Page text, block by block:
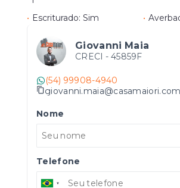
• Escriturado: Sim •
Giovanni Maia
CRECI - 45859F
(54) 99908-4940
Nome
Telefone